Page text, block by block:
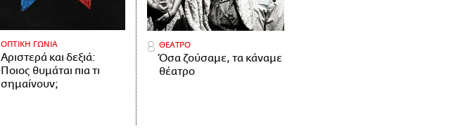
ΟΠΤΙΚΗ ΓΩΝΙΑ
Αριστερά και δεξιά:
Ποιος θυμάται πια τι
σημαίνουν;
ΘΕΑΤΡΟ
Όσα ζούσαμε, τα κάναμε
θέατρο